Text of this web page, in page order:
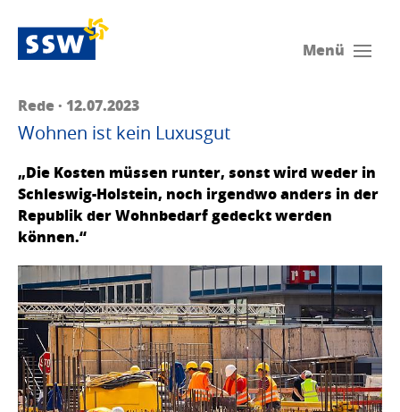
Menü
Rede · 12.07.2023
Wohnen ist kein Luxusgut
„Die Kosten müssen runter, sonst wird weder in
Schleswig-Holstein, noch irgendwo anders in der
Republik der Wohnbedarf gedeckt werden
können.“